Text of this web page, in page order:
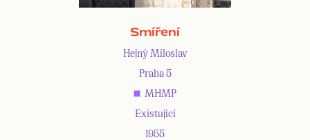
Smíření
Hejný Miloslav
Praha 5
MHMP
Existující
1955